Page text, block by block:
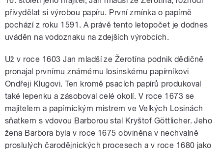
přivydělat si výrobou papíru. První zmínka o papírně
pochází z roku 1591. A právě tento letopočet je dodnes
uváděn na vodoznaku na zdejších výrobcích.
Už v roce 1603 Jan mladší ze Žerotína podnik dědičně
pronajal prvnímu známému losinskému papírníkovi
Ondřeji Klugovi. Ten kromě psacích papírů produkoval
také lepenku a zásoboval celé okolí. V roce 1673 se
majitelem a papírnickým mistrem ve Velkých Losinách
sňatkem s vdovou Barborou stal Kryštof Göttlicher. Jeho
žena Barbora byla v roce 1675 obviněna v nechvalně
proslulých čarodějnických procesech a v roce 1680 jako